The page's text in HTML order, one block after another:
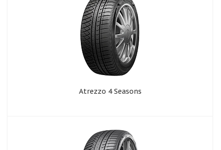
Atrezzo 4 Seasons